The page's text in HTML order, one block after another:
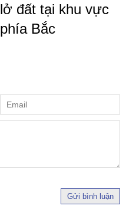
lở đất tại khu vực
phía Bắc
Gửi bình luận